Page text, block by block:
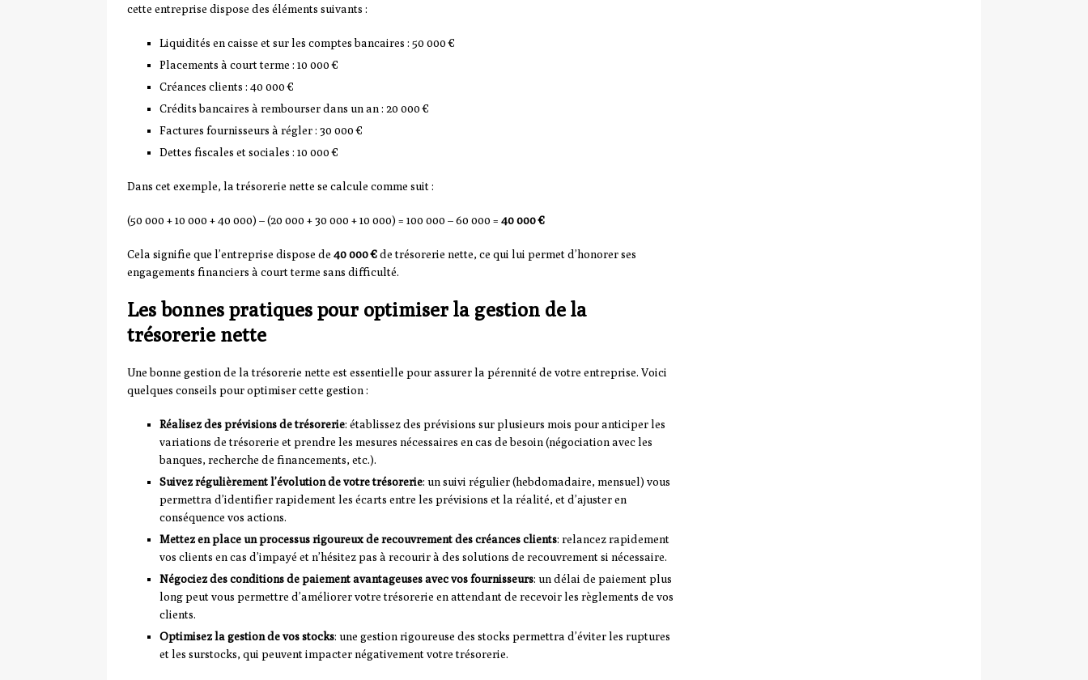
cette entreprise dispose des éléments suivants :
Liquidités en caisse et sur les comptes bancaires : 50 000 €
Placements à court terme : 10 000 €
Créances clients : 40 000 €
Crédits bancaires à rembourser dans un an : 20 000 €
Factures fournisseurs à régler : 30 000 €
Dettes fiscales et sociales : 10 000 €
Dans cet exemple, la trésorerie nette se calcule comme suit :
(50 000 + 10 000 + 40 000) – (20 000 + 30 000 + 10 000) = 100 000 – 60 000 = 40 000 €
Cela signifie que l’entreprise dispose de 40 000 €de trésorerie nette, ce qui lui permet d’honorer ses
engagements financiers à court terme sans difficulté.
Les bonnes pratiques pour optimiser la gestion de la
trésorerie nette
Une bonne gestion de la trésorerie nette est essentielle pour assurer la pérennité de votre entreprise. Voici
quelques conseils pour optimiser cette gestion :
Réalisez des prévisions de trésorerie: établissez des prévisions sur plusieurs mois pour anticiper les
variations de trésorerie et prendre les mesures nécessaires en cas de besoin (négociation avec les
banques, recherche de financements, etc.).
Suivez régulièrement l’évolution de votre trésorerie: un suivi régulier (hebdomadaire, mensuel) vous
permettra d’identifier rapidement les écarts entre les prévisions et la réalité, et d’ajuster en
conséquence vos actions.
Mettez en place un processus rigoureux de recouvrement des créances clients: relancez rapidement
vos clients en cas d’impayé et n’hésitez pas à recourir à des solutions de recouvrement si nécessaire.
Négociez des conditions de paiement avantageuses avec vos fournisseurs: un délai de paiement plus
long peut vous permettre d’améliorer votre trésorerie en attendant de recevoir les règlements de vos
clients.
Optimisez la gestion de vos stocks: une gestion rigoureuse des stocks permettra d’éviter les ruptures
et les surstocks, qui peuvent impacter négativement votre trésorerie.